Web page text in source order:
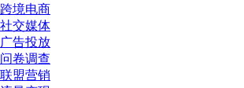
跨境电商
社交媒体
广告投放
问卷调查
联盟营销